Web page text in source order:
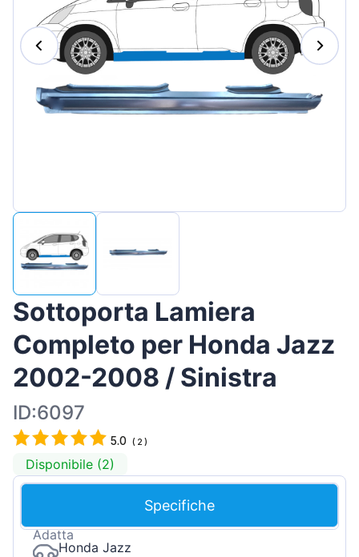
Magyar
Lietuvių
Hrvatski
Português
Slovenian
Sottoporta Lamiera
Completo per Honda Jazz
2002-2008 / Sinistra
ID:6097
5.0 ( 2 )
Disponibile (2)
Specifiche
Adatta
Honda Jazz